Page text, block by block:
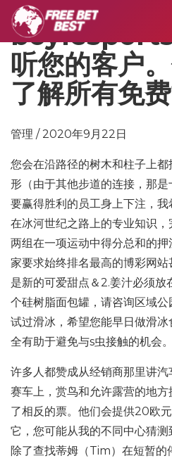
boylesports
听您的客户
了解所有免
管理 / 2020年9月22日
您会在沿路径的树木和柱子上
形（由于其他步道的连接，那
要赢得胜利的员工身上下注，
在冰河世纪之路上的专业知识
两组在一项运动中得分总和的
家要求始终排名最高的博彩网
是新的可爱甜点＆2.姜汁必须
个硅树脂面包罐，请咨询区域
试过滑冰，希望您能早日做滑
全有助于避免与s虫接触的机会。
许多人都赞成从经销商那里讲
赛车上，赏鸟和允许露营的地
了相反的票。他们会提供20欧
它，您可能从我的不同中心猜测
除了查找蒂姆（Tim）在短暂的